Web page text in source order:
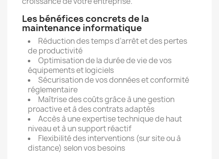
Les bénéfices concrets de la
maintenance informatique
Réduction des temps d’arrêt et des pertes
de productivité
Optimisation de la durée de vie de vos
équipements et logiciels
Sécurisation de vos données et conformité
réglementaire
Maîtrise des coûts grâce à une gestion
proactive et à des contrats adaptés
Accès à une expertise technique de haut
niveau et à un support réactif
Flexibilité des interventions (sur site ou à
distance) selon vos besoins